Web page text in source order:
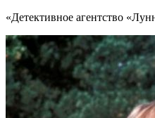
«Детективное агентство